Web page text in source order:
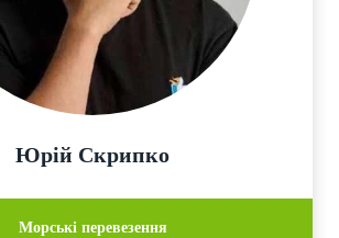
Юрій Скрипко
Морські перевезення